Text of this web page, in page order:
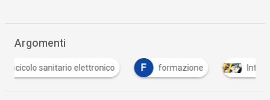
Argomenti
F formazione Intelligenza Artificiale T